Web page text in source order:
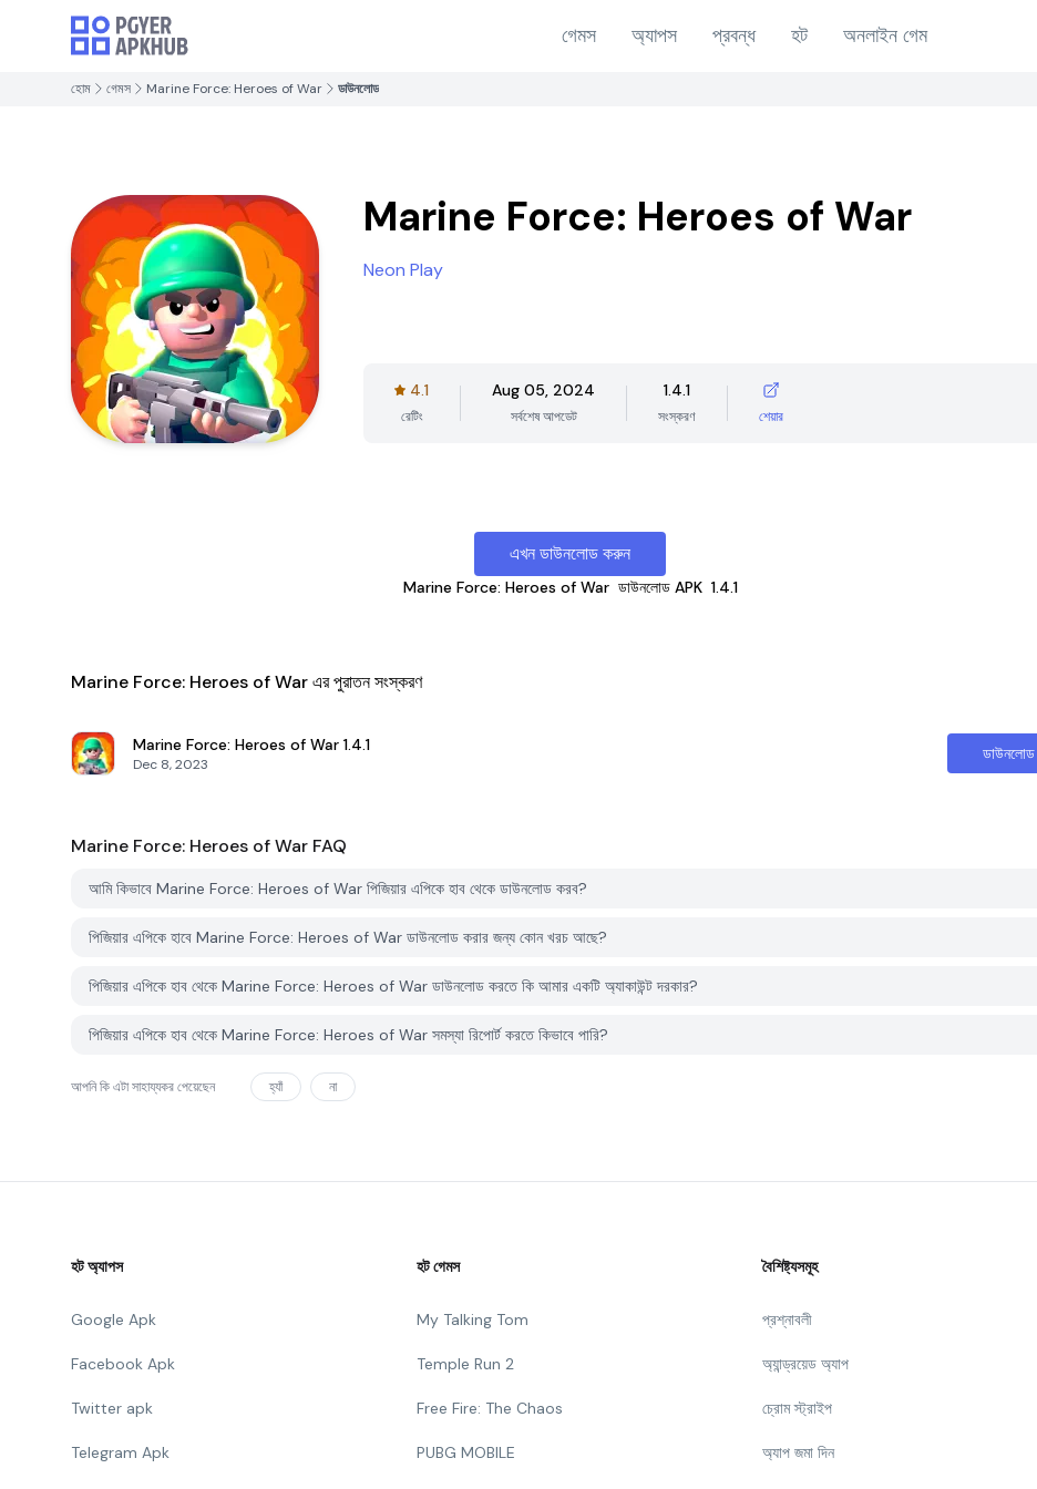
গেমস অ্যাপস প্রবন্ধ হট অনলাইন গেম
হোম গেমস Marine Force: Heroes of War ডাউনলোড
Marine Force: Heroes of War
Neon Play
4.1
রেটিং
Aug 05, 2024
সর্বশেষ আপডেট
1.4.1
সংস্করণ শেয়ার
এখন ডাউনলোড করুন
Marine Force: Heroes of War ডাউনলোড APK 1.4.1
Marine Force: Heroes of War এর পুরাতন সংস্করণ
Marine Force: Heroes of War 1.4.1
Dec 8, 2023
ডাউনলোড
Marine Force: Heroes of War FAQ
আমি কিভাবে Marine Force: Heroes of War পিজিয়ার এপিকে হাব থেকে ডাউনলোড করব?
পিজিয়ার এপিকে হাবে Marine Force: Heroes of War ডাউনলোড করার জন্য কোন খরচ আছে?
পিজিয়ার এপিকে হাব থেকে Marine Force: Heroes of War ডাউনলোড করতে কি আমার একটি অ্যাকাউন্ট দরকার?
পিজিয়ার এপিকে হাব থেকে Marine Force: Heroes of War সমস্যা রিপোর্ট করতে কিভাবে পারি?
আপনি কি এটা সাহায্যকর পেয়েছেন হ্যাঁ না
হট অ্যাপস
Google Apk
Facebook Apk
Twitter apk
Telegram Apk
হট গেমস
My Talking Tom
Temple Run 2
Free Fire: The Chaos
PUBG MOBILE
বৈশিষ্ট্যসমূহ
প্রশ্নাবলী
অ্যান্ড্রয়েড অ্যাপ
চ্রোম স্ট্রাইপ
অ্যাপ জমা দিন